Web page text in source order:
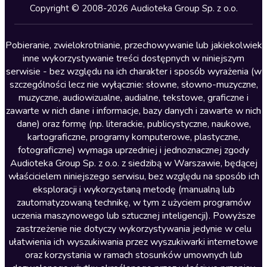
Kryminały
Lektury szkolne
Literatura anglojęzyczna
Literatura faktu
Literatura obyczajowa
Literatura piękna obca
Literatura piękna polska
Nagrania relaksacyjne
Nauka języków
Nauki humanistyczne
Podcasty i audycje
Polityka
Prasa
Copyright © 2008-2026 Audioteka Group Sp. z o.o.
Pobieranie, zwielokrotnianie, przechowywanie lub jakiekolwiek
inne wykorzystywanie treści dostępnych w niniejszym
serwisie - bez względu na ich charakter i sposób wyrażenia (w
szczególności lecz nie wyłącznie: słowne, słowno-muzyczne,
muzyczne, audiowizualne, audialne, tekstowe, graficzne i
zawarte w nich dane i informacje, bazy danych i zawarte w nich
dane) oraz formę (np. literackie, publicystyczne, naukowe,
kartograficzne, programy komputerowe, plastyczne,
fotograficzne) wymaga uprzedniej i jednoznacznej zgody
Audioteka Group Sp. z o.o. z siedzibą w Warszawie, będącej
właścicielem niniejszego serwisu, bez względu na sposób ich
eksploracji i wykorzystaną metodę (manualną lub
zautomatyzowaną technikę, w tym z użyciem programów
uczenia maszynowego lub sztucznej inteligencji). Powyższe
zastrzeżenie nie dotyczy wykorzystywania jedynie w celu
ułatwienia ich wyszukiwania przez wyszukiwarki internetowe
oraz korzystania w ramach stosunków umownych lub